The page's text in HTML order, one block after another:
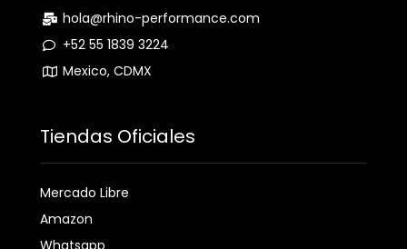
hola@rhino-performance.com
+52 55 1839 3224
Mexico, CDMX
Tiendas Oficiales
Mercado Libre
Amazon